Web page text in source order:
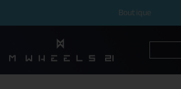
Boutique